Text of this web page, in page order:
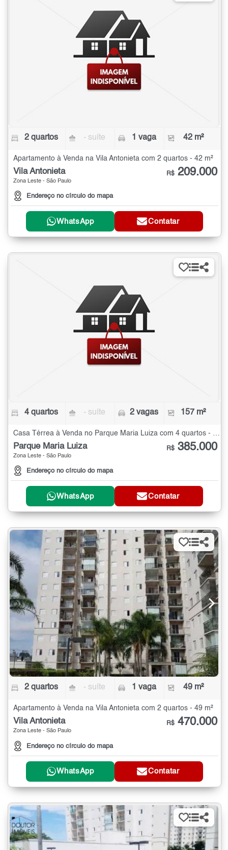
2 quartos - suíte 1 vaga 42 m²
Apartamento à Venda na Vila Antonieta com 2 quartos - 42 m²
Vila Antonieta
Zona Leste - São Paulo
Endereço no círculo do mapa
R$ 209.000
WhatsApp Contatar
4 quartos - suíte 2 vagas 157 m²
Casa Térrea à Venda no Parque Maria Luiza com 4 quartos - 157 m²
Parque Maria Luiza
Zona Leste - São Paulo
Endereço no círculo do mapa
R$ 385.000
WhatsApp Contatar
2 quartos - suíte 1 vaga 49 m²
Apartamento à Venda na Vila Antonieta com 2 quartos - 49 m²
Vila Antonieta
Zona Leste - São Paulo
Endereço no círculo do mapa
R$ 470.000
WhatsApp Contatar